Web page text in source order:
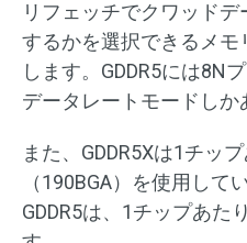
リフェッチでクワッド
するかを選択できるメ
します。GDDR5には8N
データレートモードしか
また、GDDR5Xは1チッ
（190BGA）を使用して
GDDR5は、1チップあた